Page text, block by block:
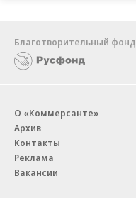
Благотворительный фонд
О «Коммерсанте»
Архив
Контакты
Реклама
Вакансии